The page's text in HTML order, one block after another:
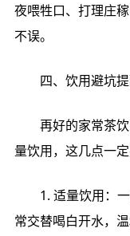
夜喂牲口、打理庄
不误。
四、饮用避坑
再好的家常茶
量饮用，这几点一
1. 适量饮用：
常交替喝白开水，